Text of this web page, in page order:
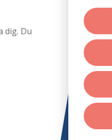
dig. Du